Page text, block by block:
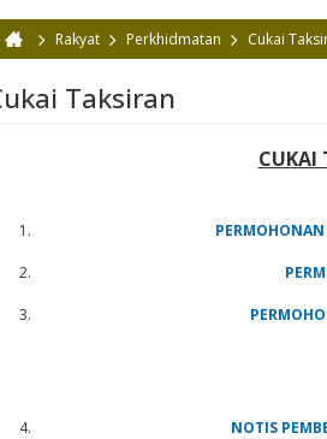
di sini
Rakyat Perkhidmatan Cukai
Taksiran
CUKAI
NOTIS